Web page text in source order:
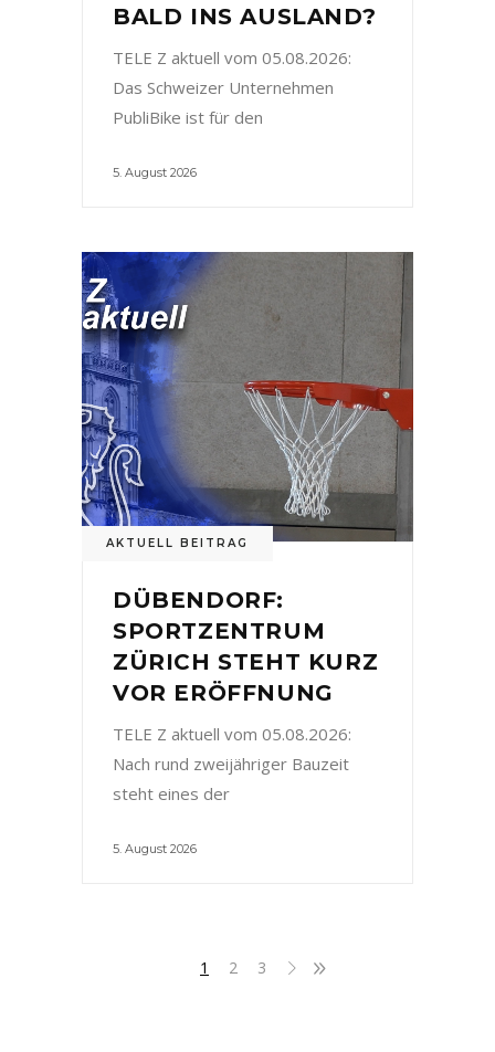
BALD INS AUSLAND?
TELE Z aktuell vom 05.08.2026:
Das Schweizer Unternehmen
PubliBike ist für den
5. August 2026
AKTUELL BEITRAG
DÜBENDORF:
SPORTZENTRUM
ZÜRICH STEHT KURZ
VOR ERÖFFNUNG
TELE Z aktuell vom 05.08.2026:
Nach rund zweijähriger Bauzeit
steht eines der
5. August 2026
1 2 3